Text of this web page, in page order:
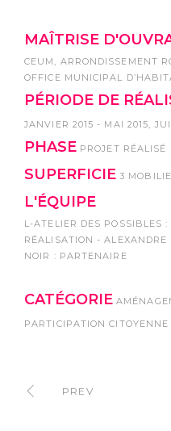
MAÎTRISE
CEUM, ARRONDISSEMENT
OFFICE MUNICIPAL
PÉRIODE DE
JANVIER 2015 - MAI 2015,
PHASE PROJET RÉALISÉ
SUPERFICIE 3
L'ÉQUIPE
L-ATELIER DES POSSIBLES
RÉALISATION -
NOIR : PARTENAIRE
CATÉGORIE
PARTICIPATION CITOYENNE
PREV